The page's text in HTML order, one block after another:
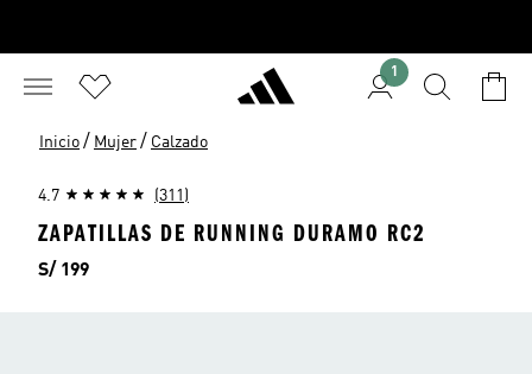
1
Inicio / Mujer / Calzado
4.7 (311)
ZAPATILLAS DE RUNNING DURAMO RC2
Precio
S/ 199